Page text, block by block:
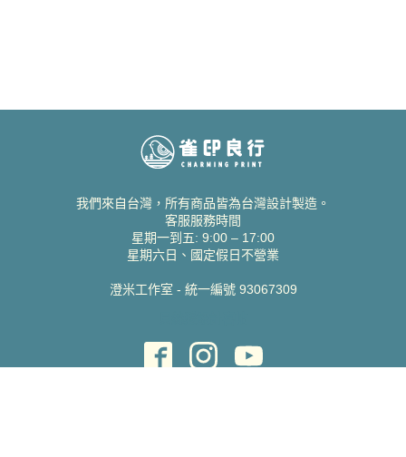
我們來自台灣，所有商品皆為台灣設計製造。
客服服務時間
星期一到五: 9:00 – 17:00
星期六日、國定假日不營業
澄米工作室 - 統一編號 93067309